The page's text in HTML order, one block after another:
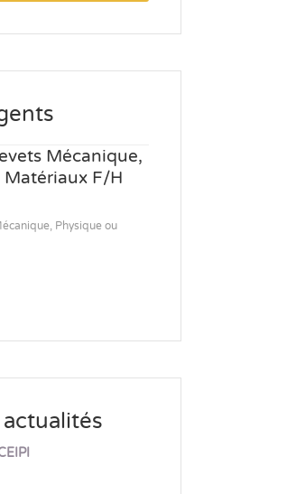
Mécanique,
F/H
Physique ou